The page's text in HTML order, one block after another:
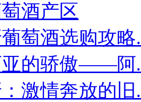
酒产区
萄酒选购攻略
亚的骄傲——阿
激情奔放的旧